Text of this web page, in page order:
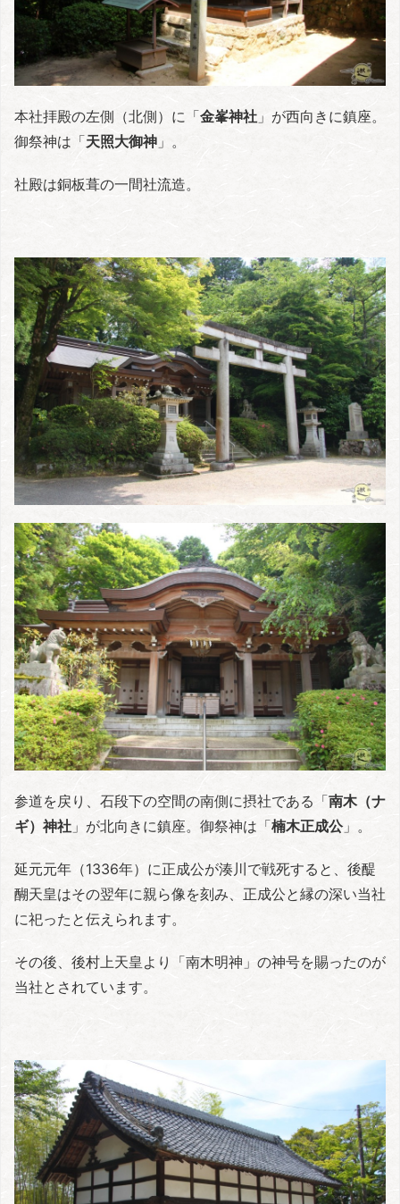
本社拝殿の左側（北側）に「金峯神社 」が西向きに鎮座。
御祭神は「天照大御神 」。
社殿は銅板葺の一間社流造。
参道を戻り、石段下の空間の南側に摂社である「南木（ナ
ギ）神社 」が北向きに鎮座。御祭神は「楠木正成公」。
延元元年（1336年）に正成公が湊川で戦死すると、後醍
醐天皇はその翌年に親ら像を刻み、正成公と縁の深い当社
に祀ったと伝えられます。
その後、後村上天皇より「南木明神」の神号を賜ったのが
当社とされています。